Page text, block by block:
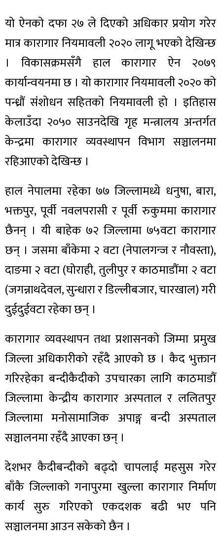
यो ऐनको दफा २७ ले दिएको अधिकार प्रयोग गरेर
मात्र कारागार नियमावली २०२० लागू भएको देखिन्छ
। विकासक्रमसँगै हाल कारागार ऐन २०७९
कार्यान्वयनमा छ । यो कारागार नियमावली २०२० को
पन्ध्रौं संशोधन सहितको नियमावली हो । इतिहास
केलाउँदा २०५० साउनदेखि गृह मन्त्रालय अन्तर्गत
केन्द्रमा कारागार व्यवस्थापन विभाग सञ्चालनमा
रहिआएको देखिन्छ ।
हाल नेपालमा रहेका ७७ जिल्लामध्ये धनुषा, बारा,
भक्तपुर, पूर्वी नवलपरासी र पूर्वी रुकुममा कारागार
छैनन् । यी बाहेक ७२ जिल्लामा ७५वटा कारागार
छन् । जसमा बाँकेमा २ वटा (नेपालगन्ज र नौवस्ता),
दाङमा २ वटा (घोराही, तुलीपुर र काठमाडौंमा २ वटा
(जगन्नाथदेवल, सुन्धारा र डिल्लीबजार, चारखाल) गरी
दुईदुईवटा रहेका छन् ।
कारागार व्यवस्थापन तथा प्रशासनको जिम्मा प्रमुख
जिल्ला अधिकारीको रहँदै आएको छ । कैद भुक्तान
गरिरहेका बन्दीकैदीको उपचारका लागि काठमाडौं
जिल्लामा केन्द्रीय कारागार अस्पताल र ललितपुर
जिल्लामा मनोसामाजिक अपाङ्ग बन्दी अस्पताल
सञ्चालनमा रहँदै आएका छन् ।
देशभर कैदीबन्दीको बढ्दो चापलाई महसुस गरेर
बाँकै जिल्लाको गनापुरमा खुल्ला कारागार निर्माण
कार्य सुरु गरिएको एकदशक बढी भए पनि
सञ्चालनमा आउन सकेको छैन ।